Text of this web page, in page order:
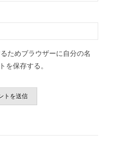
ためブラウザーに自分の名
を保存する。